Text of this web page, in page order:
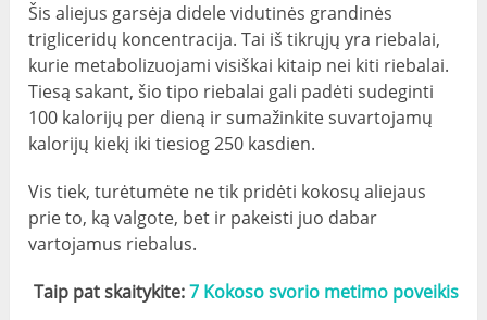
Šis aliejus garsėja didele vidutinės grandinės
trigliceridų koncentracija. Tai iš tikrųjų yra riebalai,
kurie metabolizuojami visiškai kitaip nei kiti riebalai.
Tiesą sakant, šio tipo riebalai gali padėti sudeginti
100 kalorijų per dieną ir sumažinkite suvartojamų
kalorijų kiekį iki tiesiog 250 kasdien.
Vis tiek, turėtumėte ne tik pridėti kokosų aliejaus
prie to, ką valgote, bet ir pakeisti juo dabar
vartojamus riebalus.
Taip pat skaitykite:7 Kokoso svorio metimo poveikis